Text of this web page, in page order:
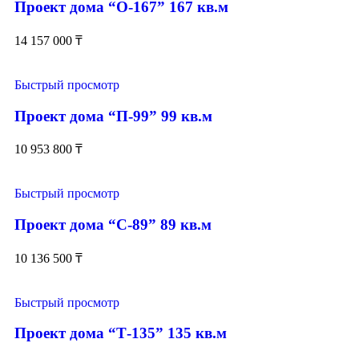
Проект дома “О-167” 167 кв.м
14 157 000 ₸
Быстрый просмотр
Проект дома “П-99” 99 кв.м
10 953 800 ₸
Быстрый просмотр
Проект дома “С-89” 89 кв.м
10 136 500 ₸
Быстрый просмотр
Проект дома “Т-135” 135 кв.м